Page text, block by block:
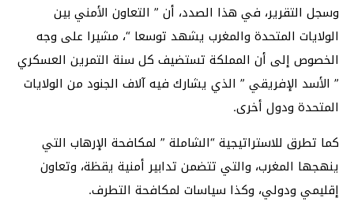
وسجل التقرير، في هذا الصدد، أن ” التعاون الأمني بين
الولايات المتحدة والمغرب يشهد توسعا “، مشيرا على وجه
الخصوص إلى أن المملكة تستضيف كل سنة التمرين العسكري
” الأسد الإفريقي ” الذي يشارك فيه آلاف الجنود من الولايات
المتحدة ودول أخرى.
كما تطرق للاستراتيجية “الشاملة ” لمكافحة الإرهاب التي
ينهجها المغرب، والتي تتضمن تدابير أمنية يقظة، وتعاون
إقليمي ودولي، وكذا سياسات لمكافحة التطرف.